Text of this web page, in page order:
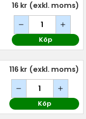
16 kr (exkl. moms)
Köp
116 kr (exkl. moms)
Köp